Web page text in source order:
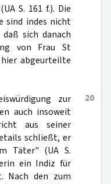
S. 161 f.). Die
sind indes nicht
sich danach
von Frau St
abgeurteilte
20
zur
auch insoweit
aus seiner
schließt, er
Täter" (UA S.
ein Indiz für
Nach den zum